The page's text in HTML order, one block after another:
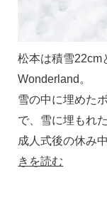
松本は積雪22cm
Wonderland。
雪の中に埋めた
で、雪に埋もれ
成人式後の休み
きを読む